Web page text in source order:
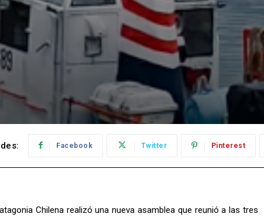
Facebook Twitter Pinterest
Chilena realizó una nueva asamblea que reunió a las tres